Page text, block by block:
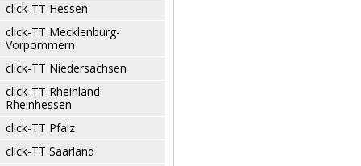
click-TT Hessen
click-TT Mecklenburg-
Vorpommern
click-TT Niedersachsen
click-TT Rheinland-
Rheinhessen
click-TT Pfalz
click-TT Saarland